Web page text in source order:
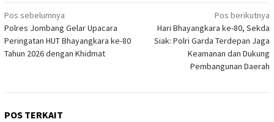
Navigasi
pos
Pos sebelumnya
Polres Jombang Gelar Upacara
Peringatan HUT Bhayangkara ke-80
Tahun 2026 dengan Khidmat
Pos berikutnya
Hari Bhayangkara ke-80, Sekda
Siak: Polri Garda Terdepan Jaga
Keamanan dan Dukung
Pembangunan Daerah
POS TERKAIT